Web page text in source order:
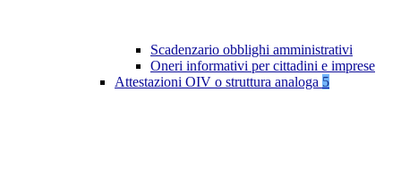
Scadenzario obblighi amministrativi
Oneri informativi per cittadini e imprese
Attestazioni OIV o struttura analoga 5